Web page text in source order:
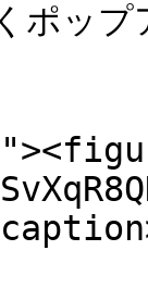
ポッ